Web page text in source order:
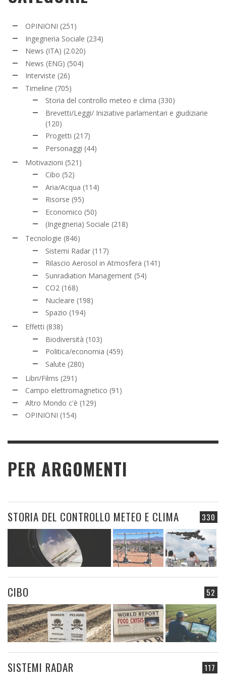
OPINIONI (251)
Ingegneria Sociale (234)
News (ITA) (2.020)
News (ENG) (504)
Interviste (26)
Timeline (705)
Storia del controllo meteo e clima (330)
Brevetti/Leggi/ Iniziative parlamentari e giudiziarie
(120)
Progetti (217)
Personaggi (44)
Motivazioni (521)
Cibo (52)
Aria/Acqua (114)
Risorse (95)
Economico (50)
(Ingegneria) Sociale (218)
Tecnologie (846)
Sistemi Radar (117)
Rilascio Aerosol in Atmosfera (141)
Sunradiation Management (54)
CO2 (168)
Nucleare (198)
Spazio (194)
Effetti (838)
Biodiversità (103)
Politica/economia (459)
Salute (280)
Libri/Films (291)
Campo elettromagnetico (91)
Altro Mondo c'è (129)
OPINIONI (154)
PER ARGOMENTI
330
STORIA DEL CONTROLLO METEO E CLIMA
52
CIBO
117
SISTEMI RADAR